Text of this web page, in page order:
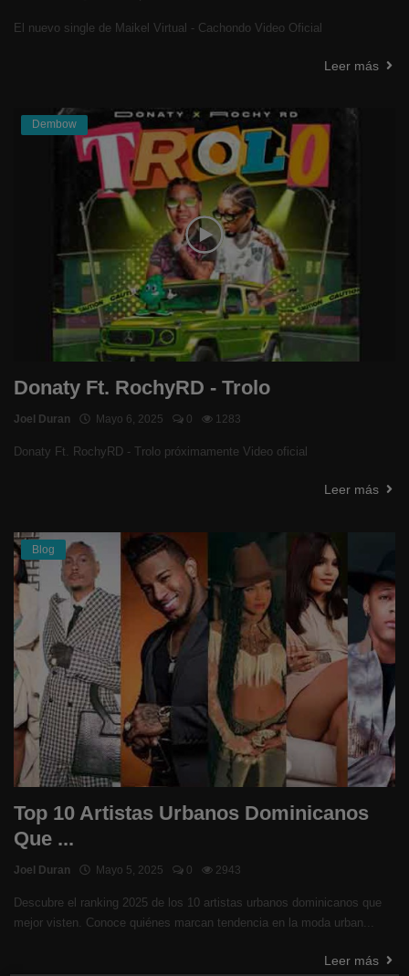
El nuevo single de Maikel Virtual - Cachondo Video Oficial
Leer más
Dembow
Donaty Ft. RochyRD - Trolo
Joel Duran Mayo 6, 2025 0 1283
Donaty Ft. RochyRD - Trolo próximamente Video oficial
Leer más
Blog
Top 10 Artistas Urbanos Dominicanos
Que ...
Joel Duran Mayo 5, 2025 0 2943
Descubre el ranking 2025 de los 10 artistas urbanos dominicanos que
mejor visten. Conoce quiénes marcan tendencia en la moda urban...
Leer más